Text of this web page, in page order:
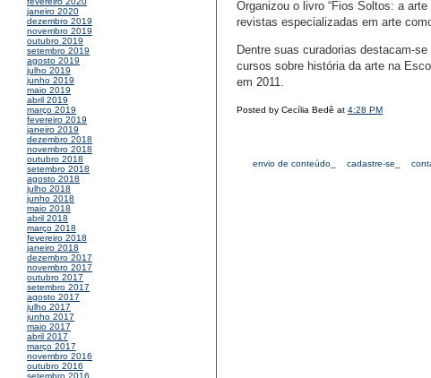
janeiro 2020
dezembro 2019
novembro 2019
outubro 2019
setembro 2019
agosto 2019
julho 2019
junho 2019
maio 2019
abril 2019
março 2019
fevereiro 2019
janeiro 2019
dezembro 2018
novembro 2018
outubro 2018
setembro 2018
agosto 2018
julho 2018
junho 2018
maio 2018
abril 2018
março 2018
fevereiro 2018
janeiro 2018
dezembro 2017
novembro 2017
outubro 2017
setembro 2017
agosto 2017
julho 2017
junho 2017
maio 2017
abril 2017
março 2017
novembro 2016
outubro 2016
Organizou o livro “Fios Soltos: a
revistas especializadas em arte
Dentre suas curadorias destacam-
cursos sobre história da arte na
em 2011.
Posted by Cecília Bedê at 4:28 PM
envio de conteúdo_ cadastre-se_